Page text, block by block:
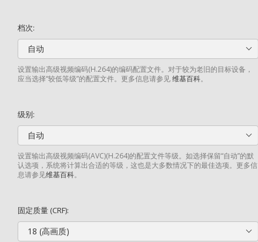
档次:
自动
设置输出高级视频编码(H.264)的编码配置文件。对于较为老旧的目标设备，
应当选择“较低等级”的配置文件。更多信息请参见维基百科。
级别:
自动
设置输出高级视频编码(AVC)(H.264)的配置文件等级。如选择保留“自动”的默
认选项，系统将计算出合适的等级，这也是大多数情况下的最佳选项。更多信
息请参见维基百科。
固定质量 (CRF):
18 (高画质)